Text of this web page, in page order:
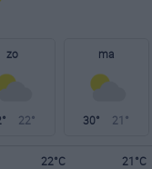
zo
22°
ma
30° 21°
22°C 21°C